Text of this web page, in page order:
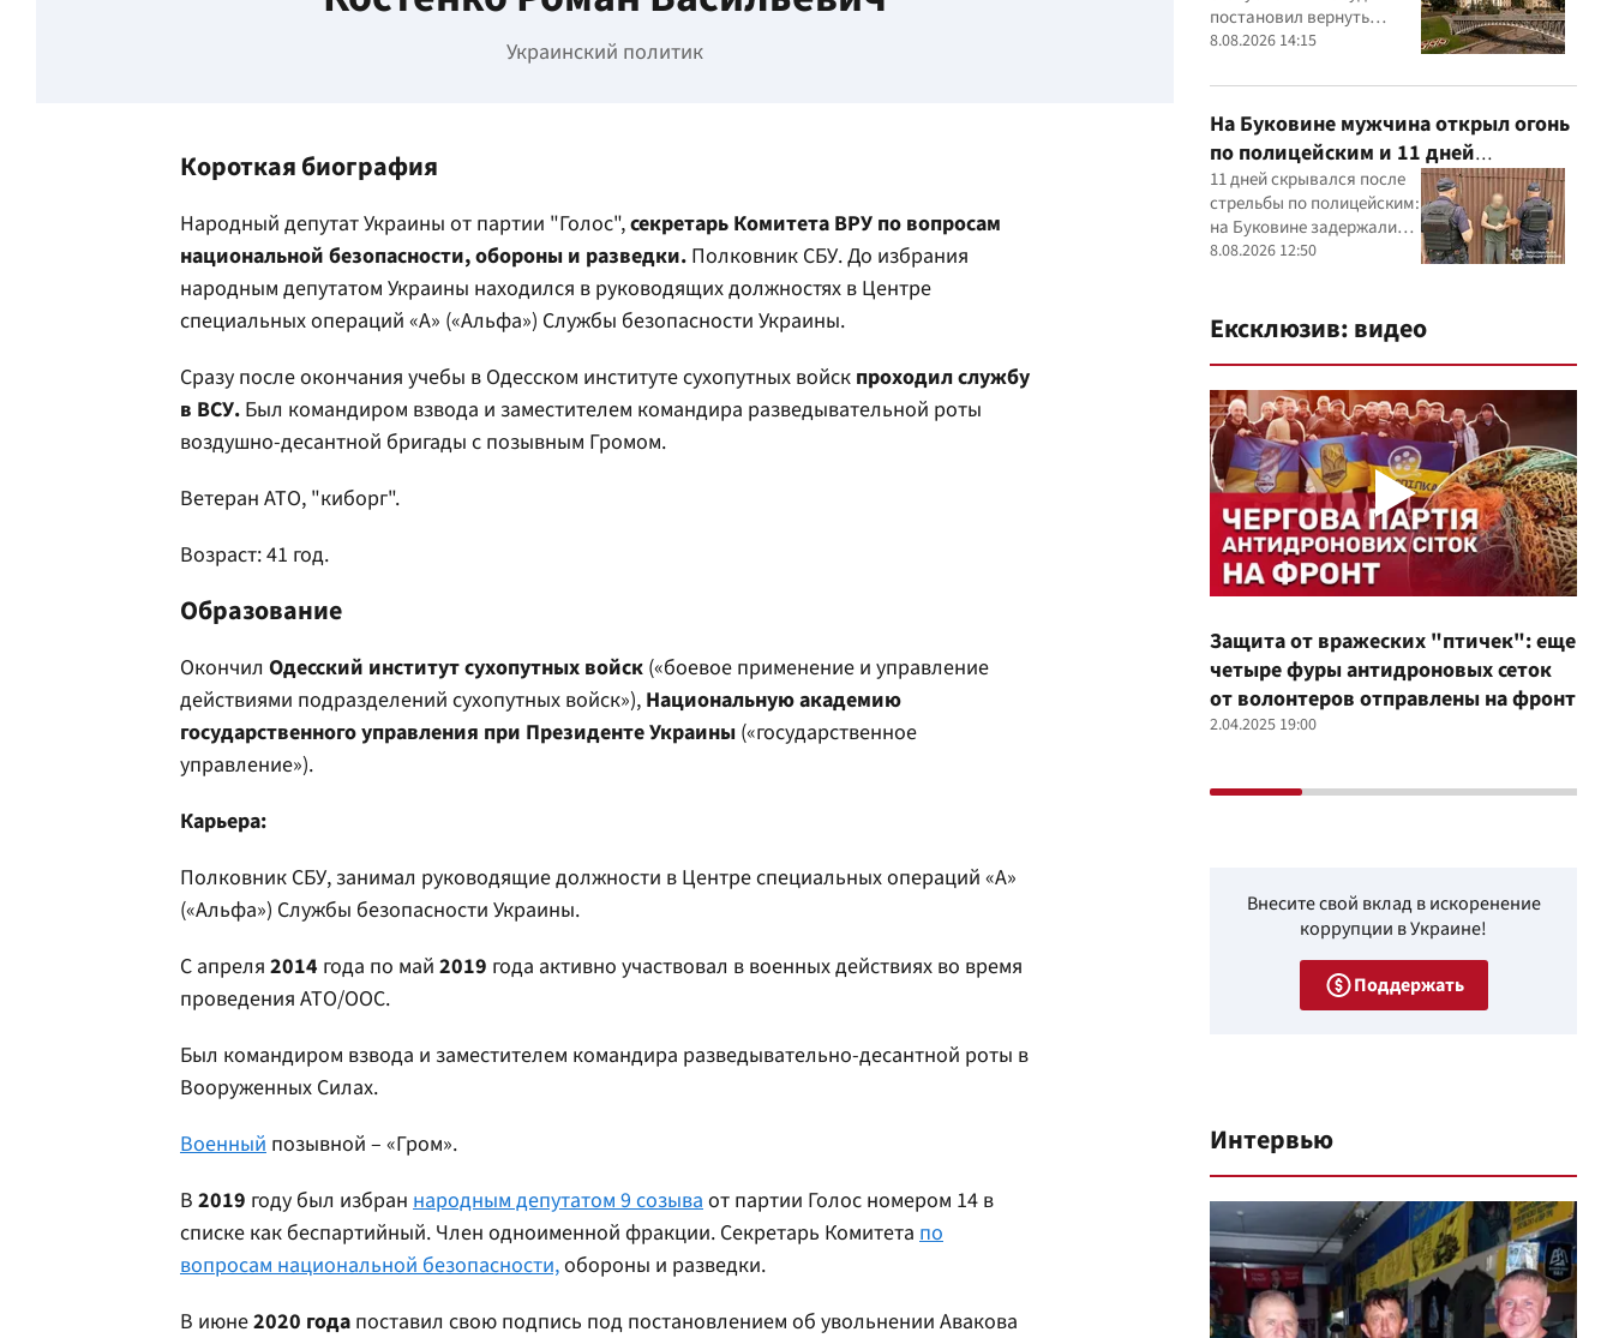
Украинский политик
Короткая биография
Народный депутат Украины от партии "Голос",секретарь Комитета ВРУ по вопросам
национальной безопасности, обороны и разведки. Полковник СБУ. До избрания
народным депутатом Украины находился в руководящих должностях в Центре
специальных операций «А» («Альфа») Службы безопасности Украины.
Сразу после окончания учебы в Одесском институте сухопутных войск проходил службу
в ВСУ. Был командиром взвода и заместителем командира разведывательной роты
воздушно-десантной бригады с позывным Громом.
Ветеран АТО, "киборг".
Возраст: 41 год.
Образование
Окончил Одесский институт сухопутных войск («боевое применение и управление
действиями подразделений сухопутных войск»), Национальную академию
государственного управления при Президенте Украины («государственное
управление»).
Карьера:
Полковник СБУ, занимал руководящие должности в Центре специальных операций «А»
(«Альфа») Службы безопасности Украины.
С апреля 2014 года по май 2019 года активно участвовал в военных действиях во время
проведения АТО/ООС.
Был командиром взвода и заместителем командира разведывательно-десантной роты в
Вооруженных Силах.
Военный позывной – «Гром».
В 2019 году был избран народным депутатом 9 созываот партии Голос номером 14 в
списке как беспартийный. Член одноименной фракции. Секретарь Комитета по
вопросам национальной безопасности,обороны и разведки.
В июне2020 года поставил свою подпись под постановлением об увольнении Авакова
постановил вернуть
государству Жовтневый
8.08.2026 14:15
На Буковине мужчина открыл огонь
по полицейским и 11 дней
скрывался: его задержали
11 дней скрывался после
стрельбы по полицейским:
на Буковине задержали
54-летнего мужчину
8.08.2026 12:50
Ексклюзив: видео
Защита от вражеских "птичек": еще
четыре фуры антидроновых сеток
от волонтеров отправлены на фронт
2.04.2025 19:00
Внесите свой вклад в искоренение
коррупции в Украине!
Поддержать
Интервью